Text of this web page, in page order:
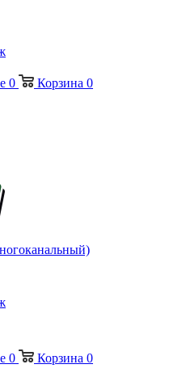
0 Корзина 0
0 Корзина 0